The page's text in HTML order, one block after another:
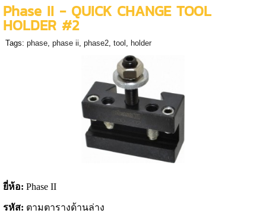
Phase II - QUICK CHANGE TOOL
HOLDER #2
Tags: phase, phase ii, phase2, tool , holder
ยี่ห้อ: Phase II
รหัส: ตามตารางด้านล่าง